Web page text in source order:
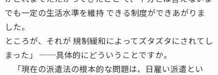
でも一定の生活水準を維持 できる制度ができあがりま
した。
ところが、それが 規制緩和によってズタズタにされてし
まった」 ──具体的にどういうことですか。
「現在の派遣法の根本的な問題は、日雇い派遣とい